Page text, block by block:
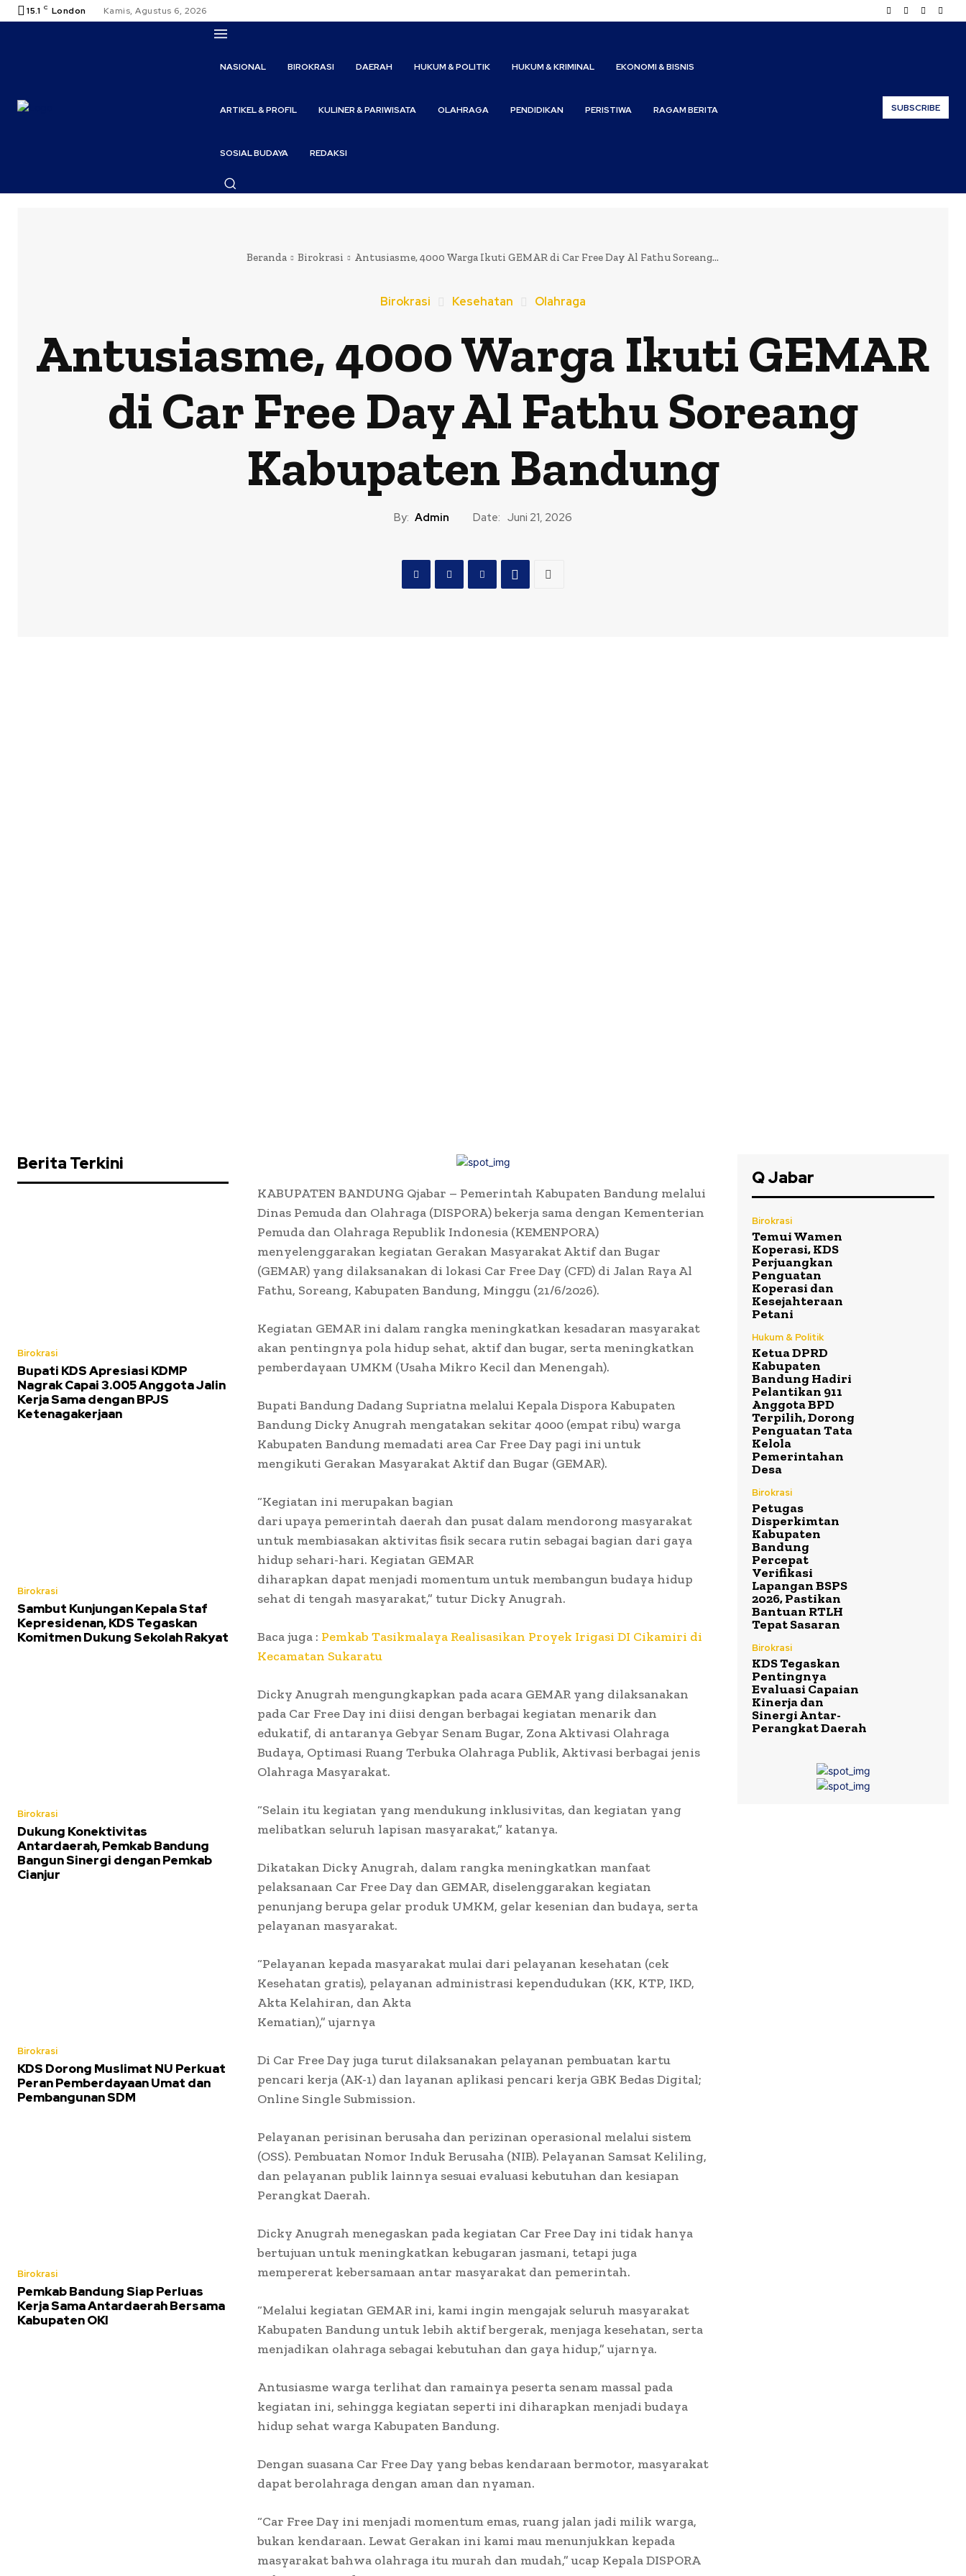
15.1 C London Kamis, Agustus 6, 2026
NASIONAL BIROKRASI DAERAH HUKUM & POLITIK HUKUM & KRIMINAL EKONOMI & BISNIS
ARTIKEL & PROFIL KULINER & PARIWISATA OLAHRAGA PENDIDIKAN PERISTIWA RAGAM BERITA
SOSIAL BUDAYA REDAKSI
SUBSCRIBE
Beranda Birokrasi Antusiasme, 4000 Warga Ikuti GEMAR di Car Free Day Al Fathu Soreang...
Birokrasi Kesehatan Olahraga
Antusiasme, 4000 Warga Ikuti GEMAR
di Car Free Day Al Fathu Soreang
Kabupaten Bandung
By: Admin Date: Juni 21, 2026
Berita Terkini
Birokrasi
Bupati KDS Apresiasi KDMP
Nagrak Capai 3.005 Anggota Jalin
Kerja Sama dengan BPJS
Ketenagakerjaan
Birokrasi
Sambut Kunjungan Kepala Staf
Kepresidenan, KDS Tegaskan
Komitmen Dukung Sekolah Rakyat
Birokrasi
Dukung Konektivitas
Antardaerah, Pemkab Bandung
Bangun Sinergi dengan Pemkab
Cianjur
Birokrasi
KDS Dorong Muslimat NU Perkuat
Peran Pemberdayaan Umat dan
Pembangunan SDM
Birokrasi
Pemkab Bandung Siap Perluas
Kerja Sama Antardaerah Bersama
Kabupaten OKI
KABUPATEN BANDUNG Qjabar – Pemerintah Kabupaten Bandung melalui
Dinas Pemuda dan Olahraga (DISPORA) bekerja sama dengan Kementerian
Pemuda dan Olahraga Republik Indonesia (KEMENPORA)
menyelenggarakan kegiatan Gerakan Masyarakat Aktif dan Bugar
(GEMAR) yang dilaksanakan di lokasi Car Free Day (CFD) di Jalan Raya Al
Fathu, Soreang, Kabupaten Bandung, Minggu (21/6/2026).
Kegiatan GEMAR ini dalam rangka meningkatkan kesadaran masyarakat
akan pentingnya pola hidup sehat, aktif dan bugar, serta meningkatkan
pemberdayaan UMKM (Usaha Mikro Kecil dan Menengah).
Bupati Bandung Dadang Supriatna melalui Kepala Dispora Kabupaten
Bandung Dicky Anugrah mengatakan sekitar 4000 (empat ribu) warga
Kabupaten Bandung memadati area Car Free Day pagi ini untuk
mengikuti Gerakan Masyarakat Aktif dan Bugar (GEMAR).
“Kegiatan ini merupakan bagian
dari upaya pemerintah daerah dan pusat dalam mendorong masyarakat
untuk membiasakan aktivitas fisik secara rutin sebagai bagian dari gaya
hidup sehari-hari. Kegiatan GEMAR
diharapkan dapat menjadi momentum untuk membangun budaya hidup
sehat di tengah masyarakat,” tutur Dicky Anugrah.
Baca juga : Pemkab Tasikmalaya Realisasikan Proyek Irigasi DI Cikamiri di
Kecamatan Sukaratu
Dicky Anugrah mengungkapkan pada acara GEMAR yang dilaksanakan
pada Car Free Day ini diisi dengan berbagai kegiatan menarik dan
edukatif, di antaranya Gebyar Senam Bugar, Zona Aktivasi Olahraga
Budaya, Optimasi Ruang Terbuka Olahraga Publik, Aktivasi berbagai jenis
Olahraga Masyarakat.
“Selain itu kegiatan yang mendukung inklusivitas, dan kegiatan yang
melibatkan seluruh lapisan masyarakat,” katanya.
Dikatakan Dicky Anugrah, dalam rangka meningkatkan manfaat
pelaksanaan Car Free Day dan GEMAR, diselenggarakan kegiatan
penunjang berupa gelar produk UMKM, gelar kesenian dan budaya, serta
pelayanan masyarakat.
“Pelayanan kepada masyarakat mulai dari pelayanan kesehatan (cek
Kesehatan gratis), pelayanan administrasi kependudukan (KK, KTP, IKD,
Akta Kelahiran, dan Akta
Kematian),” ujarnya
Di Car Free Day juga turut dilaksanakan pelayanan pembuatan kartu
pencari kerja (AK-1) dan layanan aplikasi pencari kerja GBK Bedas Digital;
Online Single Submission.
Pelayanan perisinan berusaha dan perizinan operasional melalui sistem
(OSS). Pembuatan Nomor Induk Berusaha (NIB). Pelayanan Samsat Keliling,
dan pelayanan publik lainnya sesuai evaluasi kebutuhan dan kesiapan
Perangkat Daerah.
Dicky Anugrah menegaskan pada kegiatan Car Free Day ini tidak hanya
bertujuan untuk meningkatkan kebugaran jasmani, tetapi juga
mempererat kebersamaan antar masyarakat dan pemerintah.
“Melalui kegiatan GEMAR ini, kami ingin mengajak seluruh masyarakat
Kabupaten Bandung untuk lebih aktif bergerak, menjaga kesehatan, serta
menjadikan olahraga sebagai kebutuhan dan gaya hidup,” ujarnya.
Antusiasme warga terlihat dan ramainya peserta senam massal pada
kegiatan ini, sehingga kegiatan seperti ini diharapkan menjadi budaya
hidup sehat warga Kabupaten Bandung.
Dengan suasana Car Free Day yang bebas kendaraan bermotor, masyarakat
dapat berolahraga dengan aman dan nyaman.
“Car Free Day ini menjadi momentum emas, ruang jalan jadi milik warga,
bukan kendaraan. Lewat Gerakan ini kami mau menunjukkan kepada
masyarakat bahwa olahraga itu murah dan mudah,” ucap Kepala DISPORA
Q Jabar
Birokrasi
Temui Wamen
Koperasi, KDS
Perjuangkan
Penguatan
Koperasi dan
Kesejahteraan
Petani
Hukum & Politik
Ketua DPRD
Kabupaten
Bandung Hadiri
Pelantikan 911
Anggota BPD
Terpilih, Dorong
Penguatan Tata
Kelola
Pemerintahan
Desa
Birokrasi
Petugas
Disperkimtan
Kabupaten
Bandung
Percepat
Verifikasi
Lapangan BSPS
2026, Pastikan
Bantuan RTLH
Tepat Sasaran
Birokrasi
KDS Tegaskan
Pentingnya
Evaluasi Capaian
Kinerja dan
Sinergi Antar-
Perangkat Daerah